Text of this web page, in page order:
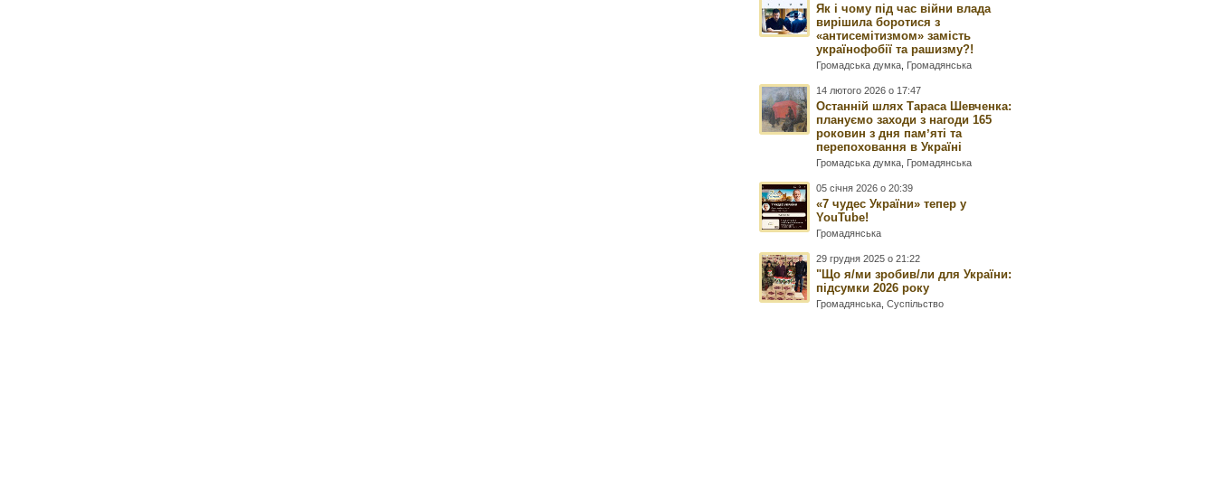
Як і чому під час війни влада
вирішила боротися з
«антисемітизмом» замість
українофобії та рашизму?!
Громадська думка Громадянська
14 лютого 2026 о 17:47
Останній шлях Тараса Шевченка:
плануємо заходи з нагоди 165
роковин з дня памʼяті та
перепоховання в Україні
Громадська думка Громадянська
05 січня 2026 о 20:39
«7 чудес України» тепер у
YouTube!
Громадянська
29 грудня 2025 о 21:22
"Що я/ми зробив/ли для України:
підсумки 2026 року
Громадянська ,Суспільство